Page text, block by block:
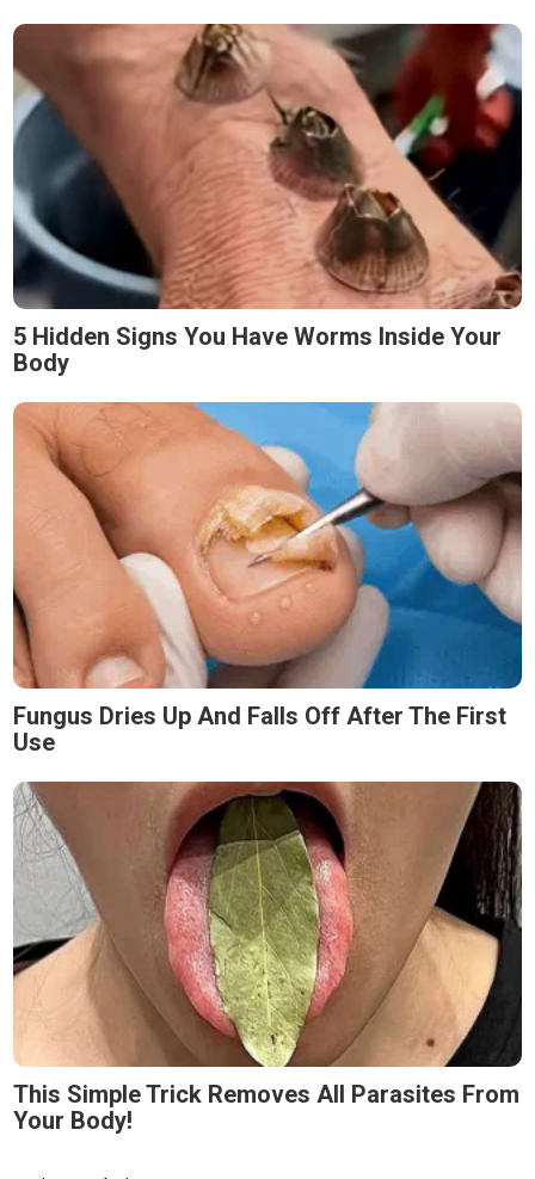
5 Hidden Signs You Have Worms Inside Your
Body
Fungus Dries Up And Falls Off After The First
Use
This Simple Trick Removes All Parasites From
Your Body!